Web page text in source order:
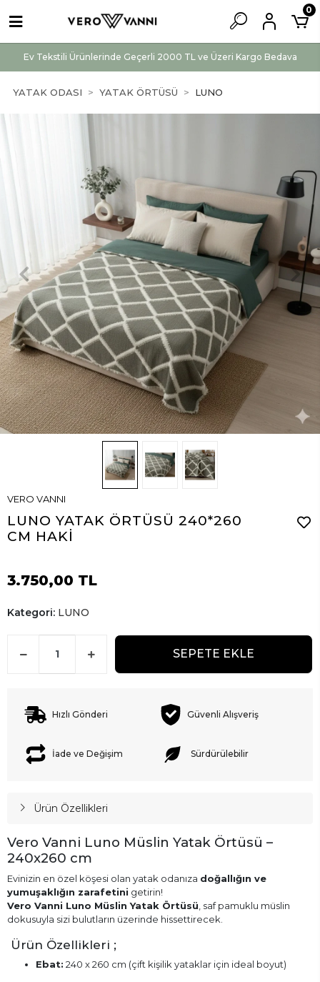
Ev Tekstili Ürünlerinde Geçerli 2000 TL ve Üzeri Kargo Bedava
0
YATAK ODASI YATAK ÖRTÜSÜ LUNO
VERO VANNI
LUNO YATAK ÖRTÜSÜ 240*260
CM HAKİ
3.750,00 TL
Kategori: LUNO
SEPETE EKLE
Hızlı Gönderi Güvenli Alışveriş
İade ve Değişim Sürdürülebilir
Ürün Özellikleri
Vero Vanni Luno Müslin Yatak Örtüsü –
240x260 cm
Evinizin en özel köşesi olan yatak odanıza doğallığın ve
yumuşaklığın zarafetini getirin!
Vero Vanni Luno Müslin Yatak Örtüsü , saf pamuklu müslin
dokusuyla sizi bulutların üzerinde hissettirecek.
Ürün Özellikleri ;
Ebat: 240 x 260 cm (çift kişilik yataklar için ideal boyut)